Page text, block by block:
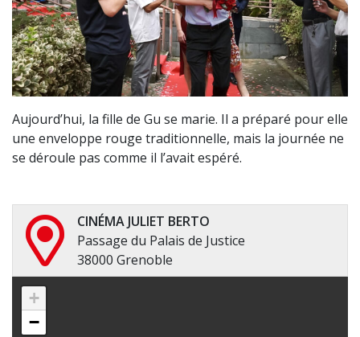
Aujourd’hui, la fille de Gu se marie. Il a préparé pour elle
une enveloppe rouge traditionnelle, mais la journée ne
se déroule pas comme il l’avait espéré.
CINÉMA JULIET BERTO
Passage du Palais de Justice
38000 Grenoble
+
−